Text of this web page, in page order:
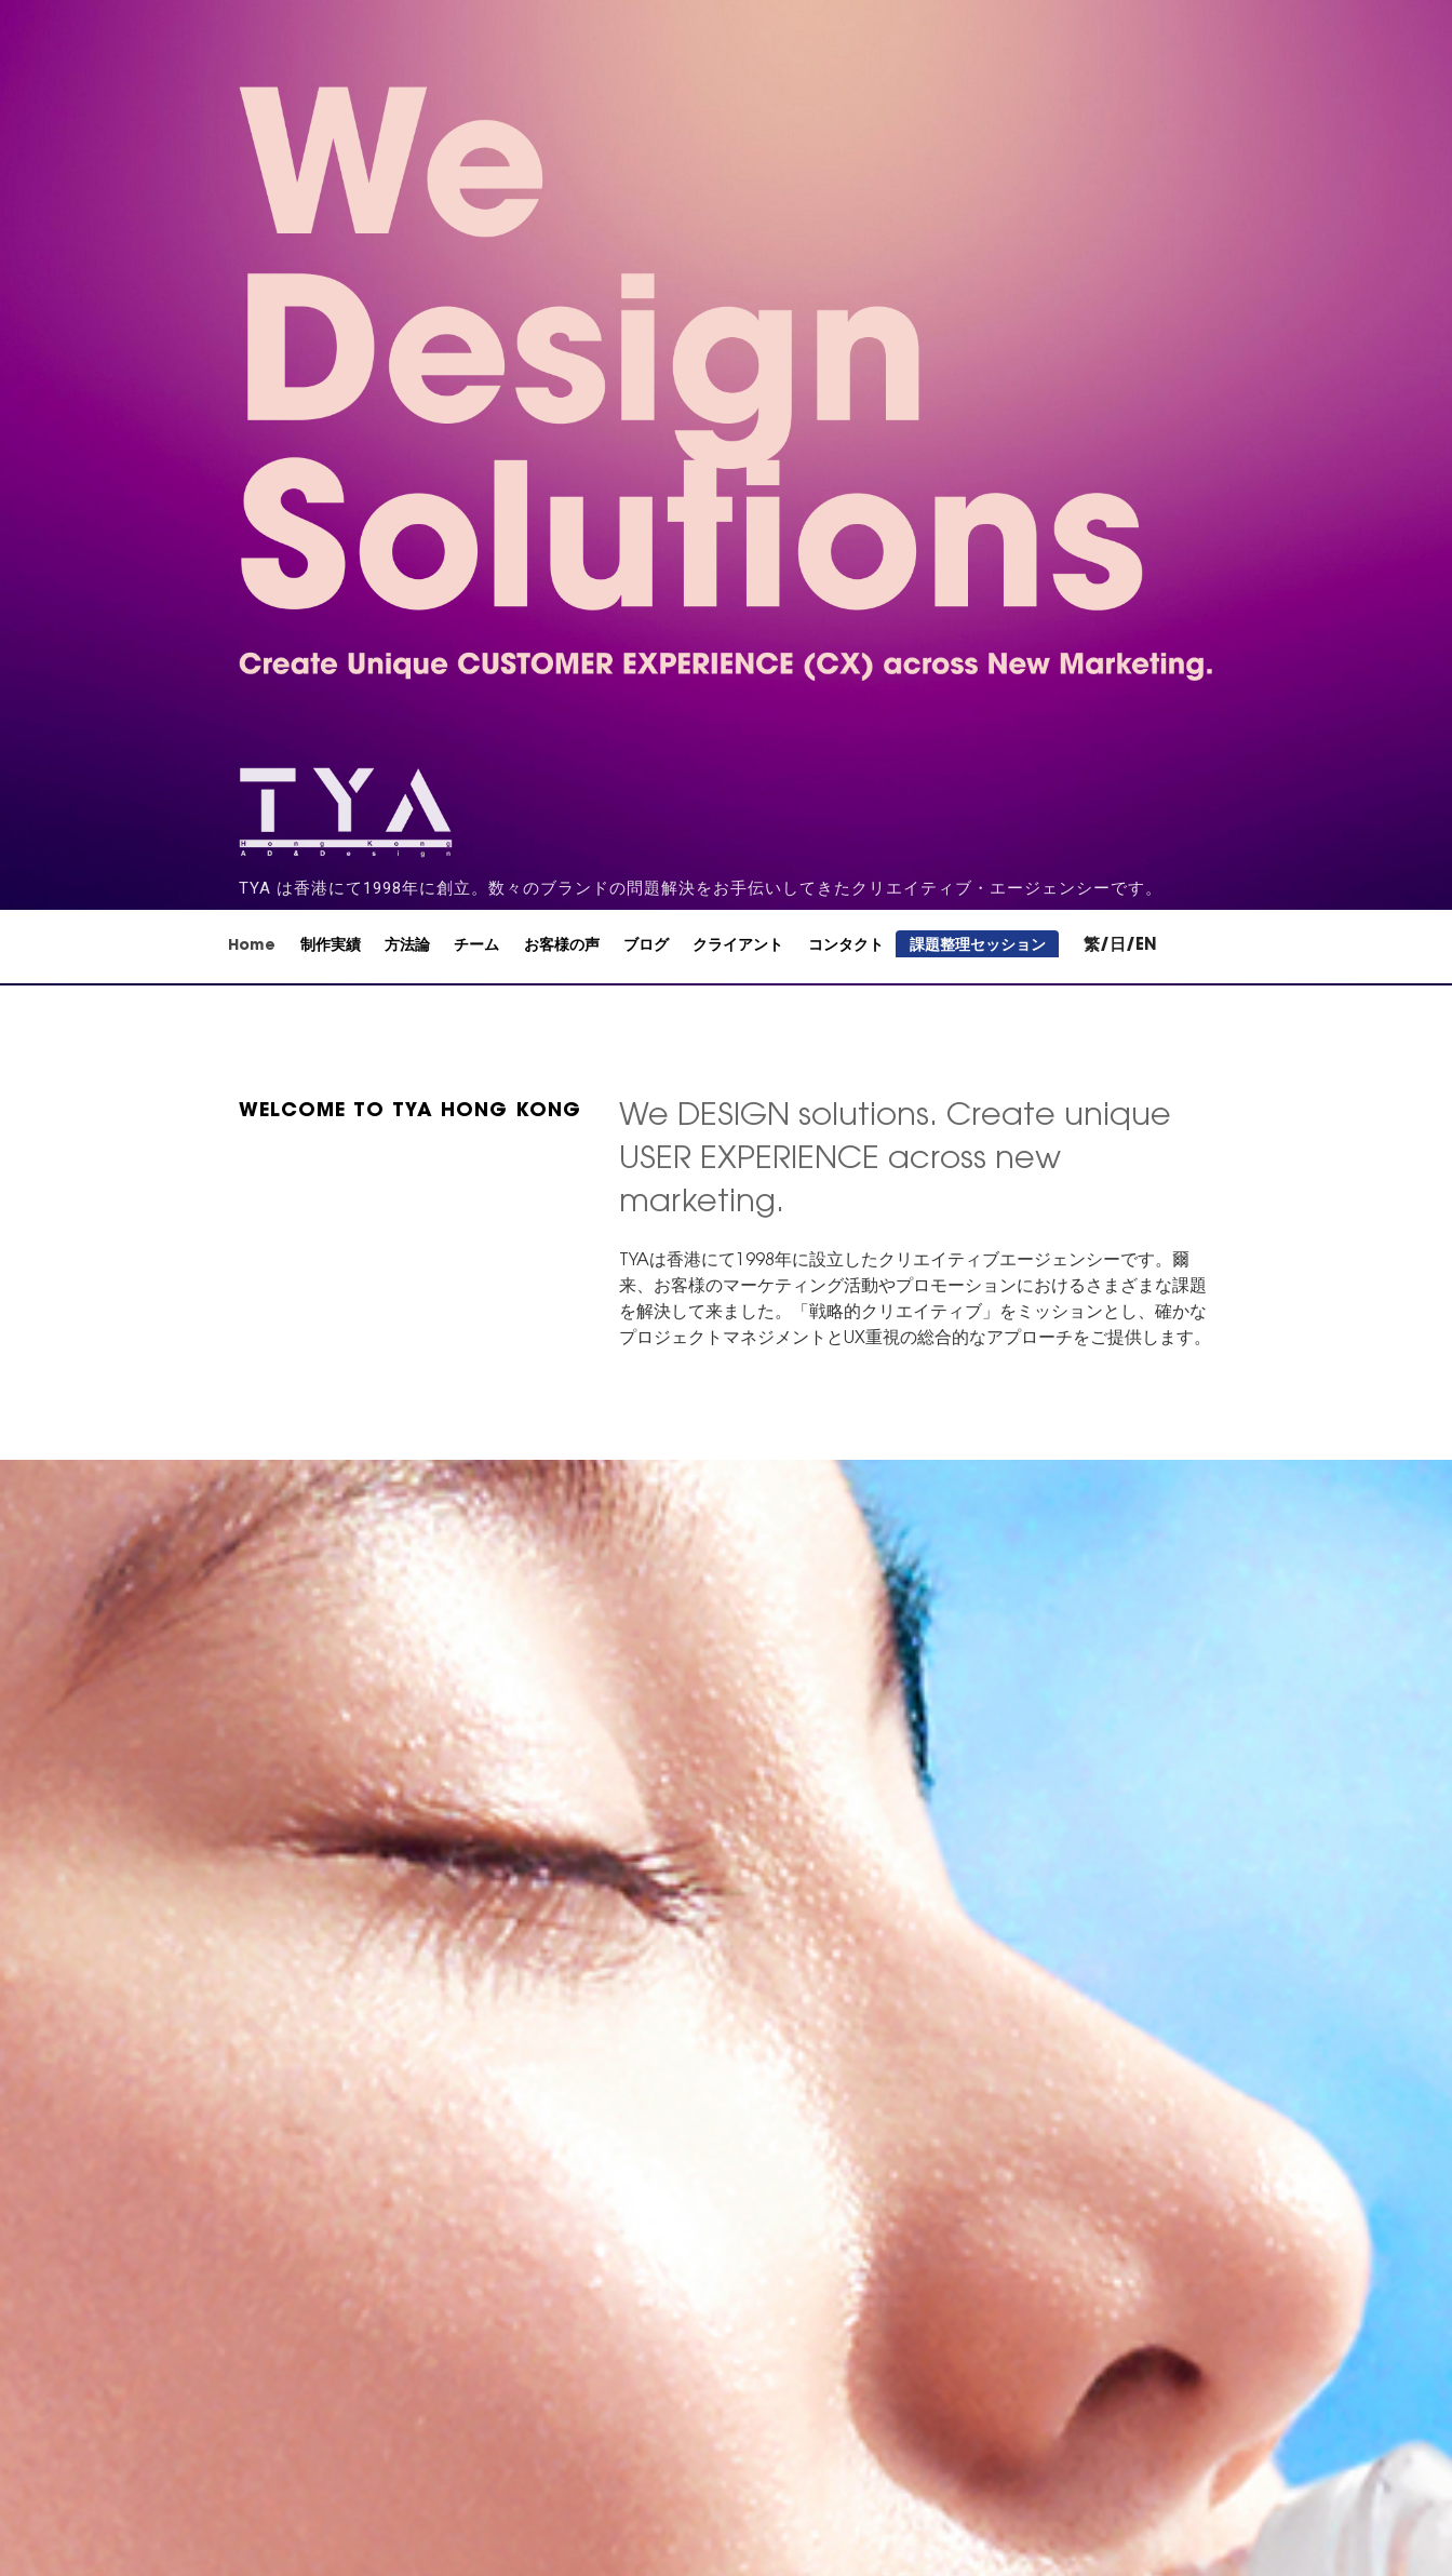
TYA は香港にて1998年に創立。数々のブランドの問題解決をお手伝いしてきたクリエイティブ・エージェンシーです。
Home 制作実績 方法論 チーム お客様の声 ブログ クライアント コンタクト 課題整理セッション 繁/ 日 / EN
WELCOME TO TYA HONG KONG
We DESIGN solutions. Create unique
USER EXPERIENCE across new
marketing.
TYAは香港にて1998年に設立したクリエイティブエージェンシーです。爾
来、お客様のマーケティング活動やプロモーションにおけるさまざまな課題
を解決して来ました。「戦略的クリエイティブ」をミッションとし、確かな
プロジェクトマネジメントとUX重視の総合的なアプローチをご提供します。